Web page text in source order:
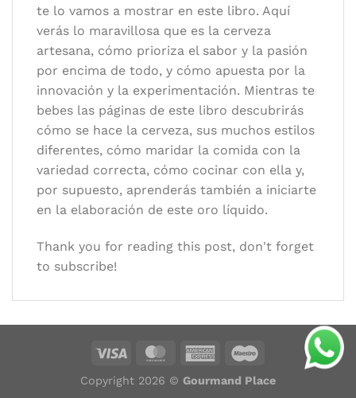
te lo vamos a mostrar en este libro. Aquí
verás lo maravillosa que es la cerveza
artesana, cómo prioriza el sabor y la pasión
por encima de todo, y cómo apuesta por la
innovación y la experimentación. Mientras te
bebes las páginas de este libro descubrirás
cómo se hace la cerveza, sus muchos estilos
diferentes, cómo maridar la comida con la
variedad correcta, cómo cocinar con ella y,
por supuesto, aprenderás también a iniciarte
en la elaboración de este oro líquido.
Thank you for reading this post, don't forget
to subscribe!
Copyright 2026 © Gourmand Place